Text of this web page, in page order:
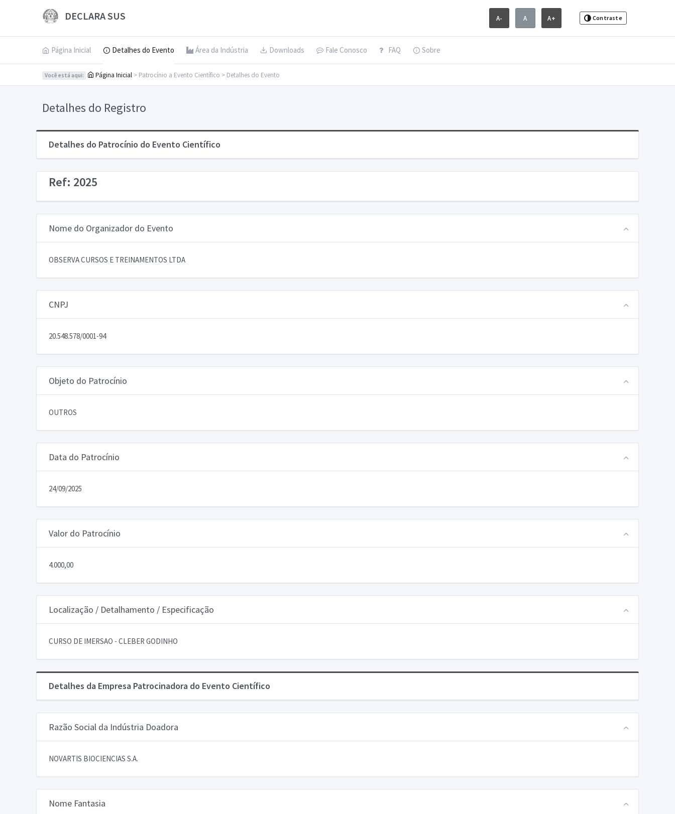
DECLARA SUS A- A A+ Contraste
Página Inicial Detalhes do Evento Área da Indústria Downloads Fale Conosco FAQ Sobre
Você está aqui: Página Inicial > Patrocínio a Evento Científico > Detalhes do Evento
Detalhes do Registro
Detalhes do Patrocínio do Evento Científico
Ref: 2025
Nome do Organizador do Evento
OBSERVA CURSOS E TREINAMENTOS LTDA
CNPJ
20.548.578/0001-94
Objeto do Patrocínio
OUTROS
Data do Patrocínio
24/09/2025
Valor do Patrocínio
4.000,00
Localização / Detalhamento / Especificação
CURSO DE IMERSAO - CLEBER GODINHO
Detalhes da Empresa Patrocinadora do Evento Científico
Razão Social da Indústria Doadora
NOVARTIS BIOCIENCIAS S.A.
Nome Fantasia